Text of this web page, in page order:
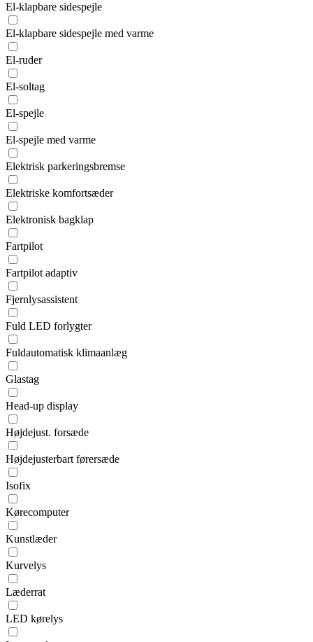
El-klapbare sidespejle
El-klapbare sidespejle med varme
El-ruder
El-soltag
El-spejle
El-spejle med varme
Elektrisk parkeringsbremse
Elektriske komfortsæder
Elektronisk bagklap
Fartpilot
Fartpilot adaptiv
Fjernlysassistent
Fuld LED forlygter
Fuldautomatisk klimaanlæg
Glastag
Head-up display
Højdejust. forsæde
Højdejusterbart førersæde
Isofix
Kørecomputer
Kunstlæder
Kurvelys
Læderrat
LED kørelys